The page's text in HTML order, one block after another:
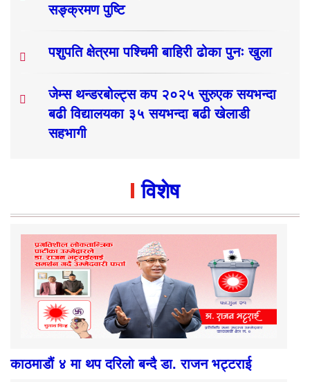
सङ्क्रमण पुष्टि
पशुपति क्षेत्रमा पश्चिमी बाहिरी ढोका पुनः खुला
जेम्स थन्डरबोल्ट्स कप २०२५ सुरुएक सयभन्दा
बढी विद्यालयका ३५ सयभन्दा बढी खेलाडी
सहभागी
विशेष
काठमाडौं ४ मा थप दरिलो बन्दै डा. राजन भट्टराई